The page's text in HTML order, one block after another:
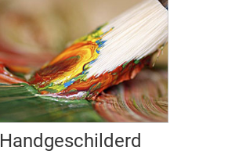
Handgeschilderd